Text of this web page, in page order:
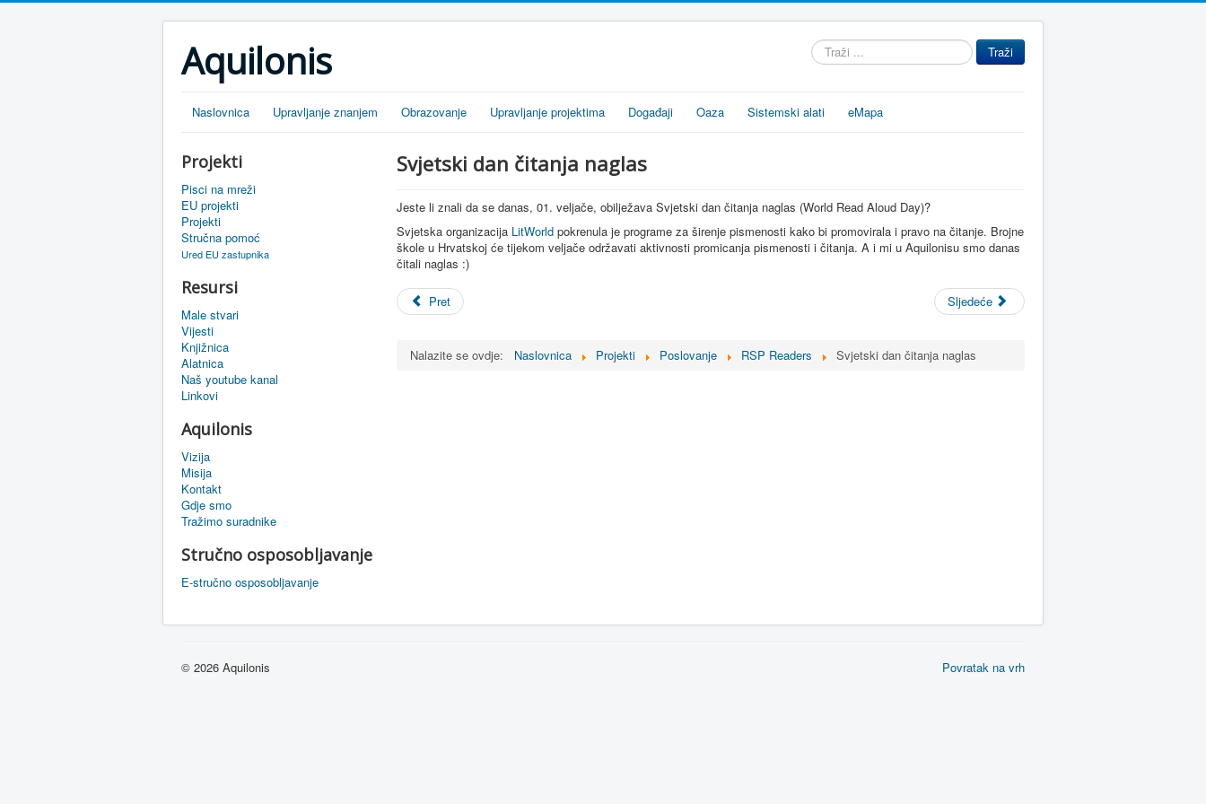
Aquilonis
Traži
...
Traži
Naslovnica Upravljanje znanjem Obrazovanje Upravljanje projektima Događaji Oaza Sistemski alati eMapa
Projekti
Pisci na mreži
EU projekti
Projekti
Stručna pomoć
Ured EU zastupnika
Resursi
Male stvari
Vijesti
Knjižnica
Alatnica
Naš youtube kanal
Linkovi
Aquilonis
Vizija
Misija
Kontakt
Gdje smo
Tražimo suradnike
Stručno osposobljavanje
E-stručno osposobljavanje
Svjetski dan čitanja naglas
Jeste li znali da se danas, 01. veljače, obilježava Svjetski dan čitanja naglas (World Read Aloud Day)?
Svjetska organizacija LitWorld pokrenula je programe za širenje pismenosti kako bi promovirala i pravo na čitanje. Brojne
škole u Hrvatskoj će tijekom veljače održavati aktivnosti promicanja pismenosti i čitanja. A i mi u Aquilonisu smo danas
čitali naglas :)
Pret Sljedeće
Nalazite se ovdje: Naslovnica Projekti Poslovanje RSP Readers Svjetski dan čitanja naglas
Povratak na vrh
© 2026 Aquilonis